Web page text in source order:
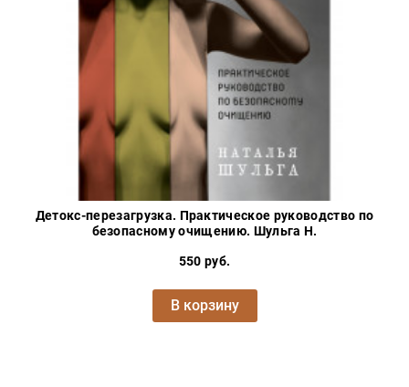
Детокс-перезагрузка. Практическое руководство по
безопасному очищению. Шульга Н.
550 руб.
В корзину